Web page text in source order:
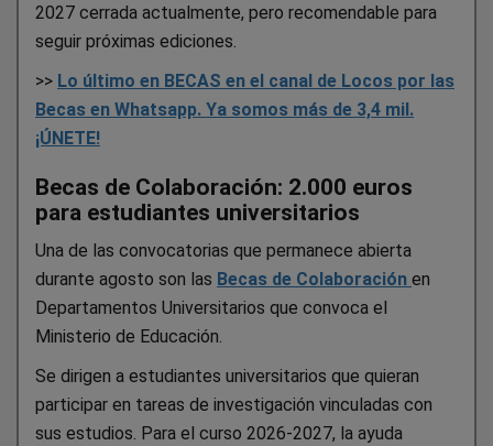
2027 cerrada actualmente, pero recomendable para
seguir próximas ediciones.
>> Lo último en BECAS en el canal de Locos por las
Becas en Whatsapp. Ya somos más de 3,4 mil.
¡ÚNETE!
Becas de Colaboración: 2.000 euros
para estudiantes universitarios
Una de las convocatorias que permanece abierta
durante agosto son las Becas de Colaboración en
Departamentos Universitarios que convoca el
Ministerio de Educación.
Se dirigen a estudiantes universitarios que quieran
participar en tareas de investigación vinculadas con
sus estudios. Para el curso 2026-2027, la ayuda